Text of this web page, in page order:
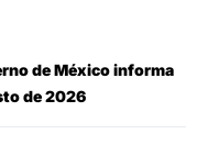
de México informa
de 2026